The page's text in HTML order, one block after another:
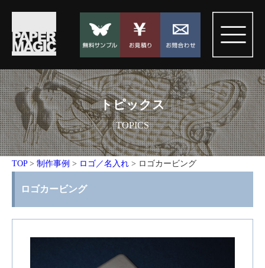
トピックス
TOPICS
TOP> 制作事例 > ロゴ／名入れ > ロゴカービング
ロゴカービング